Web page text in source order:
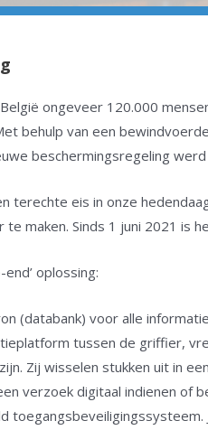
ongeveer 120.000
behulp van een
beschermingsregeling
terechte eis in onze
maken. Sinds 1 juni 2021 is
oplossing:
(databank) voor alle
tussen de griffier,
Zij wisselen stukken uit in
verzoek digitaal indienen of